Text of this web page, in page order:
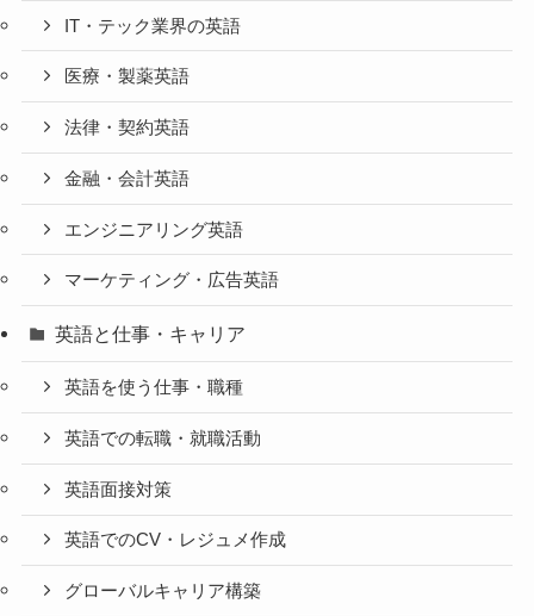
IT・テック業界の英語
医療・製薬英語
法律・契約英語
金融・会計英語
エンジニアリング英語
マーケティング・広告英語
英語と仕事・キャリア
英語を使う仕事・職種
英語での転職・就職活動
英語面接対策
英語でのCV・レジュメ作成
グローバルキャリア構築